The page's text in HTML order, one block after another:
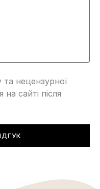
та нецензурної
сайті після